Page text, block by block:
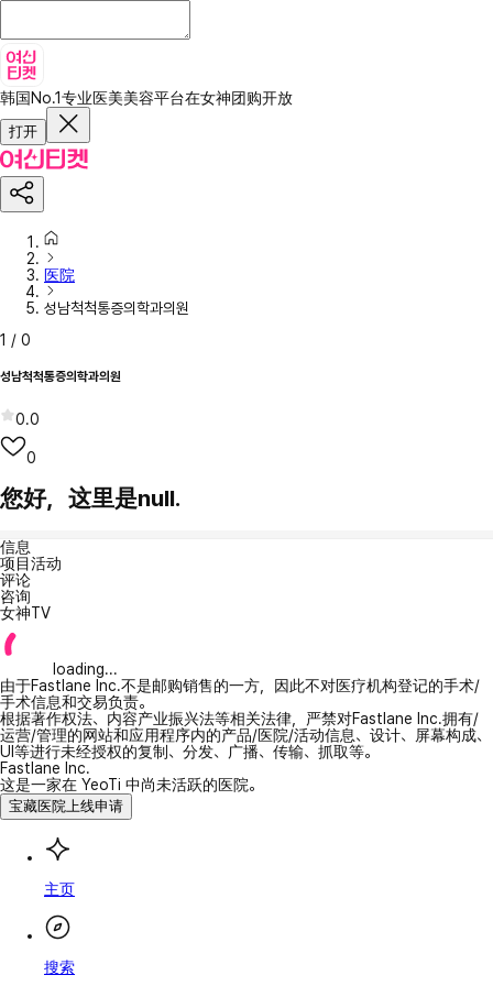
韩国No.1专业医美美容平台在女神团购开放
打开
医院
성남척척통증의학과의원
1 / 0
성남척척통증의학과의원
0.0
0
您好，这里是null.
信息
项目活动
评论
咨询
女神TV
loading...
由于Fastlane Inc.不是邮购销售的一方，因此不对医疗机构登记的手术/
手术信息和交易负责。
根据著作权法、内容产业振兴法等相关法律，严禁对Fastlane Inc.拥有/
运营/管理的网站和应用程序内的产品/医院/活动信息、设计、屏幕构成、
UI等进行未经授权的复制、分发、广播、传输、抓取等。
Fastlane Inc.
这是一家在 YeoTi 中尚未活跃的医院。
宝藏医院上线申请
主页
搜索